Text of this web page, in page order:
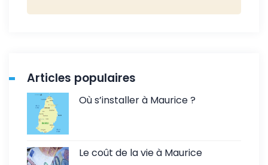
Articles populaires
Où s’installer à Maurice ?
Le coût de la vie à Maurice